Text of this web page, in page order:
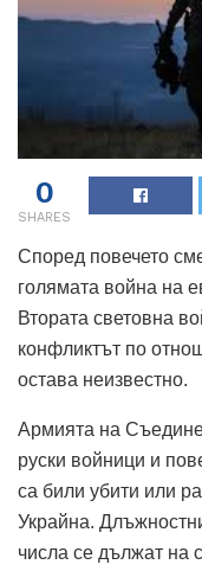
0
SHARES
Според повечето
голямата война на
Втората световна
конфликтът по
остава неизвестно.
Армията на
руски войници и
са били убити или
Украйна.
числа се дължат на